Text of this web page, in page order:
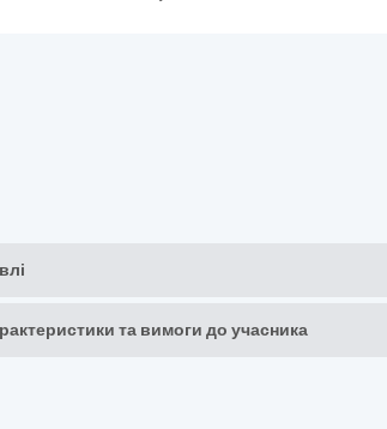
та вимоги до учасника